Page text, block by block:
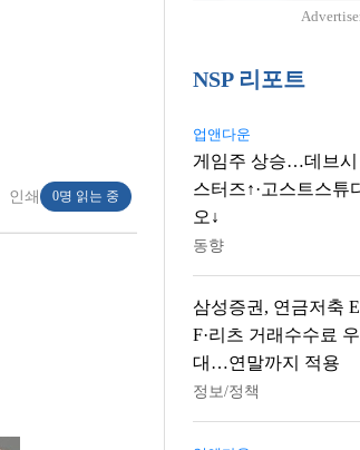
인쇄 0명 읽는 중
NSP 리포트
업앤다운
게임주 상승…데브시
스터즈↑·고스트스튜
오↓
동향
삼성증권, 연금저축
F·리츠 거래수수료 우
대…연말까지 적용
정보/정책